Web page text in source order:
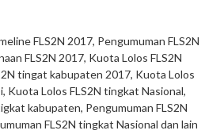
FLS2N 2017, Pengumuman FLS2N
FLS2N 2017, Kuota Lolos FLS2N
tingat kabupaten 2017, Kuota Lolos
Kuota Lolos FLS2N tingkat Nasional,
kabupaten, Pengumuman FLS2N
FLS2N tingkat Nasional dan lain